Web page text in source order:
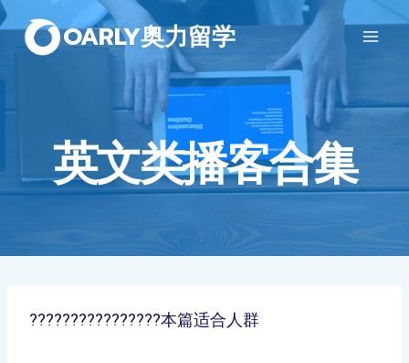
OARLY奥力留学
英文类播客合集
????????????????本篇适合人群